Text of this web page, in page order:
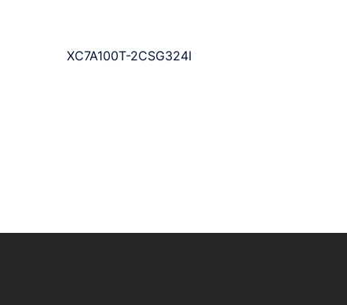
XC7A100T-2CSG324I